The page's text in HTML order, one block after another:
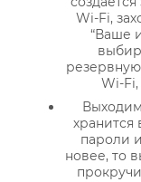
Wi-Fi,
“Ваше
Wi-
хранится
пароли
новее, то